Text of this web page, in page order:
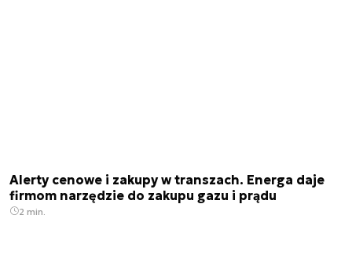
Alerty cenowe i zakupy w transzach. Energa daje
firmom narzędzie do zakupu gazu i prądu
2 min.